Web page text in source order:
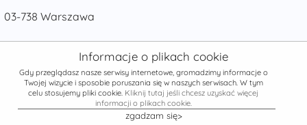
03-738 Warszawa
FACEBOOK INSTAGRAM
© POWERED BYnetPR.pl
Informacje o plikach cookie
Gdy przeglądasz nasze serwisy internetowe, gromadzimy informacje o
Twojej wizycie i sposobie poruszania się w naszych serwisach. W tym
celu stosujemy pliki cookie. Kliknij tutaj jeśli chcesz uzyskać więcej
informacji o plikach cookie.
zgadzam się>